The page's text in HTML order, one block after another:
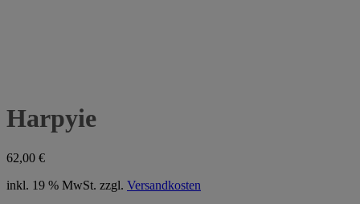
Harpyie
62,00 €
inkl. 19 % MwSt. zzgl. Versandkosten